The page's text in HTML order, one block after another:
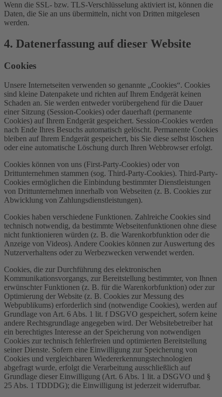
Wenn die SSL- bzw. TLS-Verschlüsselung aktiviert ist, können die
Daten, die Sie an uns übermitteln, nicht von Dritten mitgelesen
werden.
4. Datenerfassung auf dieser Website
Cookies
Unsere Internetseiten verwenden so genannte „Cookies“. Cookies
sind kleine Datenpakete und richten auf Ihrem Endgerät keinen
Schaden an. Sie werden entweder vorübergehend für die Dauer
einer Sitzung (Session-Cookies) oder dauerhaft (permanente
Cookies) auf Ihrem Endgerät gespeichert. Session-Cookies werden
nach Ende Ihres Besuchs automatisch gelöscht. Permanente Cookies
bleiben auf Ihrem Endgerät gespeichert, bis Sie diese selbst löschen
oder eine automatische Löschung durch Ihren Webbrowser erfolgt.
Cookies können von uns (First-Party-Cookies) oder von
Drittunternehmen stammen (sog. Third-Party-Cookies). Third-Party-
Cookies ermöglichen die Einbindung bestimmter Dienstleistungen
von Drittunternehmen innerhalb von Webseiten (z. B. Cookies zur
Abwicklung von Zahlungsdienstleistungen).
Cookies haben verschiedene Funktionen. Zahlreiche Cookies sind
technisch notwendig, da bestimmte Webseitenfunktionen ohne diese
nicht funktionieren würden (z. B. die Warenkorbfunktion oder die
Anzeige von Videos). Andere Cookies können zur Auswertung des
Nutzerverhaltens oder zu Werbezwecken verwendet werden.
Cookies, die zur Durchführung des elektronischen
Kommunikationsvorgangs, zur Bereitstellung bestimmter, von Ihnen
erwünschter Funktionen (z. B. für die Warenkorbfunktion) oder zur
Optimierung der Website (z. B. Cookies zur Messung des
Webpublikums) erforderlich sind (notwendige Cookies), werden auf
Grundlage von Art. 6 Abs. 1 lit. f DSGVO gespeichert, sofern keine
andere Rechtsgrundlage angegeben wird. Der Websitebetreiber hat
ein berechtigtes Interesse an der Speicherung von notwendigen
Cookies zur technisch fehlerfreien und optimierten Bereitstellung
seiner Dienste. Sofern eine Einwilligung zur Speicherung von
Cookies und vergleichbaren Wiedererkennungstechnologien
abgefragt wurde, erfolgt die Verarbeitung ausschließlich auf
Grundlage dieser Einwilligung (Art. 6 Abs. 1 lit. a DSGVO und §
25 Abs. 1 TDDDG); die Einwilligung ist jederzeit widerrufbar.